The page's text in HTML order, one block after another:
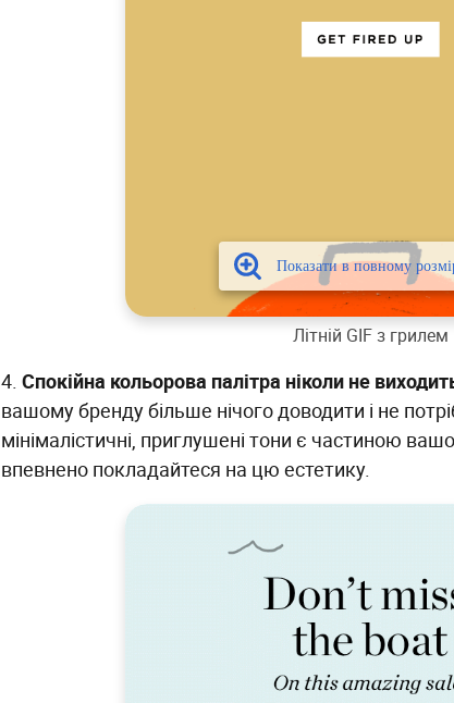
Літній GIF з грилем
4.Спокійна кольорова палітра ніколи не
вашому бренду більше нічого доводити і не
мінімалістичні, приглушені тони є частиною
впевнено покладайтеся на цю естетику.